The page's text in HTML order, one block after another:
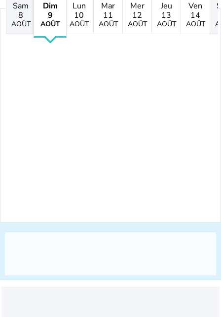
Sam
8
AOÛT
Dim
9
AOÛT
Lun
10
AOÛT
Mar
11
AOÛT
Mer
12
AOÛT
Jeu
13
AOÛT
Ven
14
AOÛT